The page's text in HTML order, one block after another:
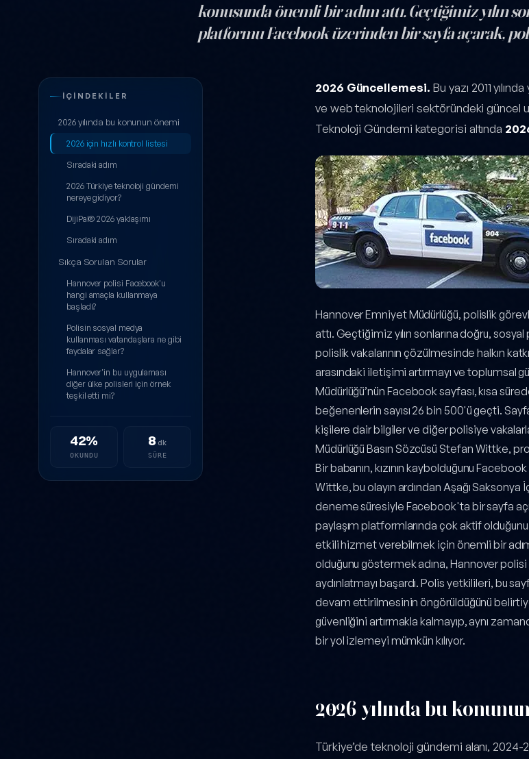
konusunda önemli bir adım attı. Geçtiğimiz yılın
platformu Facebook üzerinden bir sayfa açarak,
İÇINDEKILER
2026 yılında bu konunun önemi
2026 için hızlı kontrol listesi
Sıradaki adım
2026 Türkiye teknoloji gündemi
nereye gidiyor?
DijiPal® 2026 yaklaşımı
Sıradaki adım
Sıkça Sorulan Sorular
Hannover polisi Facebook'u
hangi amaçla kullanmaya
başladı?
Polisin sosyal medya
kullanması vatandaşlara ne gibi
faydalar sağlar?
Hannover'in bu uygulaması
diğer ülke polisleri için örnek
teşkil etti mi?
42%
OKUNDU
8 dk
SÜRE
Polis Facebook'u sevdi — yazı içeriği
2026 Güncellemesi. Bu yazı 2011
ve web teknolojileri sektöründeki güncel
Teknoloji Gündemi kategorisi altında
Hannover Emniyet Müdürlüğü, polislik
attı. Geçtiğimiz yılın sonlarına doğru,
polislik vakalarının çözülmesinde halkın
arasındaki iletişimi artırmayı ve toplumsal
Müdürlüğü’nün Facebook sayfası, kısa
beğenenlerin sayısı 26 bin 500'ü geçti.
kişilere dair bilgiler ve diğer polisiye
Müdürlüğü Basın Sözcüsü Stefan Wittke,
Bir babanın, kızının kaybolduğunu
Wittke, bu olayın ardından Aşağı Saksonya
deneme süresiyle Facebook'ta bir sayfa
paylaşım platformlarında çok aktif
etkili hizmet verebilmek için önemli bir
olduğunu göstermek adına, Hannover polisi
aydınlatmayı başardı. Polis yetkilileri, bu
devam ettirilmesinin öngörüldüğünü
güvenliğini artırmakla kalmayıp, aynı
bir yol izlemeyi mümkün kılıyor.
2026 yılında bu
Türkiye’de teknoloji gündemi alanı,